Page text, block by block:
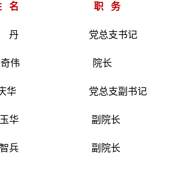
名 职 务
党总支书记
奇伟 院长
党总支副书记
玉华 副院长
智兵 副院长